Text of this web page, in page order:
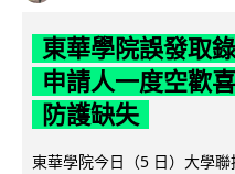
東華學院誤發取
申請人一度空歡
防護缺失
東華學院今日（5 日）大學